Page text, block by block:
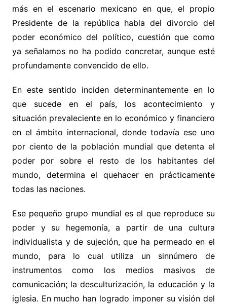
más en el escenario mexicano en que, el propio
Presidente de la república habla del divorcio del
poder económico del político, cuestión que como
ya señalamos no ha podido concretar, aunque esté
profundamente convencido de ello.
En este sentido inciden determinantemente en lo
que sucede en el país, los acontecimiento y
situación prevaleciente en lo económico y financiero
en el ámbito internacional, donde todavía ese uno
por ciento de la población mundial que detenta el
poder por sobre el resto de los habitantes del
mundo, determina el quehacer en prácticamente
todas las naciones.
Ese pequeño grupo mundial es el que reproduce su
poder y su hegemonía, a partir de una cultura
individualista y de sujeción, que ha permeado en el
mundo, para lo cual utiliza un sinnúmero de
instrumentos como los medios masivos de
comunicación; la desculturización, la educación y la
iglesia. En mucho han logrado imponer su visión del